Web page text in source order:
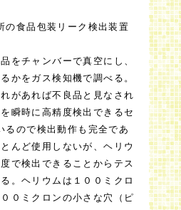
の食品包装リーク検出装置
をチャンバーで真空にし、
かをガス検知機で調べる。
があれば不良品と見なされ
瞬時に高精度検出できるセ
るので検出動作も完全であ
んど使用しないが、ヘリウ
で検出できることからテス
。ヘリウムは１００ミクロ
０ミクロンの小さな穴（ピ